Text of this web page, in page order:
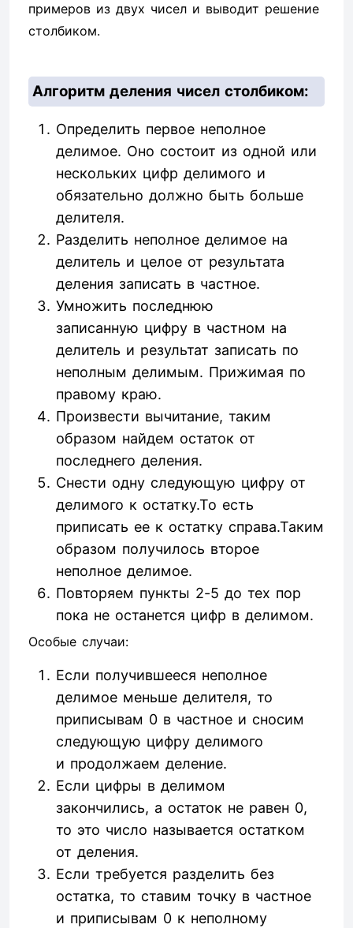
примеров из двух чисел и выводит решение
столбиком.
Алгоритм деления чисел столбиком:
Определить первое неполное
делимое. Оно состоит из одной или
нескольких цифр делимого и
обязательно должно быть больше
делителя.
Разделить неполное делимое на
делитель и целое от результата
деления записать в частное.
Умножить последнюю
записанную цифру в частном на
делитель и результат записать по
неполным делимым. Прижимая по
правому краю.
Произвести вычитание, таким
образом найдем остаток от
последнего деления.
Снести одну следующую цифру от
делимого к остатку.То есть
приписать ее к остатку справа.Таким
образом получилось второе
неполное делимое.
Повторяем пункты 2-5 до тех пор
пока не останется цифр в делимом.
Особые случаи:
Если получившееся неполное
делимое меньше делителя, то
приписывам 0 в частное и сносим
следующую цифру делимого
и продолжаем деление.
Если цифры в делимом
закончились, а остаток не равен 0,
то это число называется остатком
от деления.
Если требуется разделить без
остатка, то ставим точку в частное
и приписывам 0 к неполному